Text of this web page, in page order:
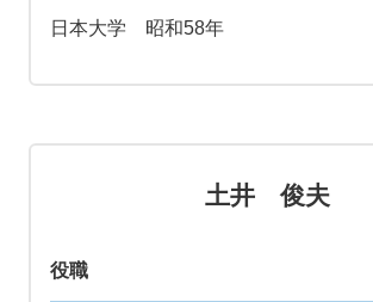
日本大学 昭和58年
土井 俊夫
役職